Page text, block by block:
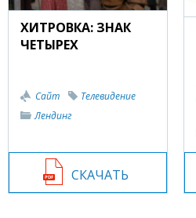
ХИТРОВКА: ЗНАК
ЧЕТЫРЕХ
Сайт
Телевидение
Лендинг
СКАЧАТЬ